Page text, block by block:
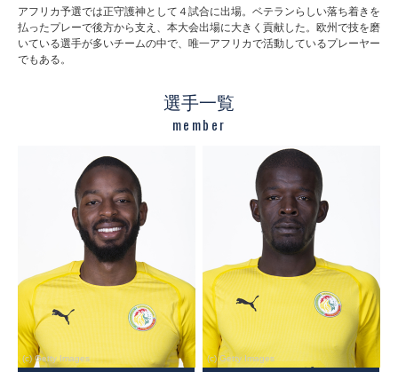
アフリカ予選では正守護神として４試合に出場。ベテランらしい落ち着きを
払ったプレーで後方から支え、本大会出場に大きく貢献した。欧州で技を磨
いている選手が多いチームの中で、唯一アフリカで活動しているプレーヤー
でもある。
選手一覧
member